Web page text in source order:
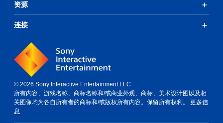
资源
连接
© 2026 Sony Interactive Entertainment LLC
所有内容、游戏名称、商标名称和/或商业外观、商标、美术设计图以及相
关图像均为各自所有者的商标和/或版权所有内容。保留所有权利。 更多信
息